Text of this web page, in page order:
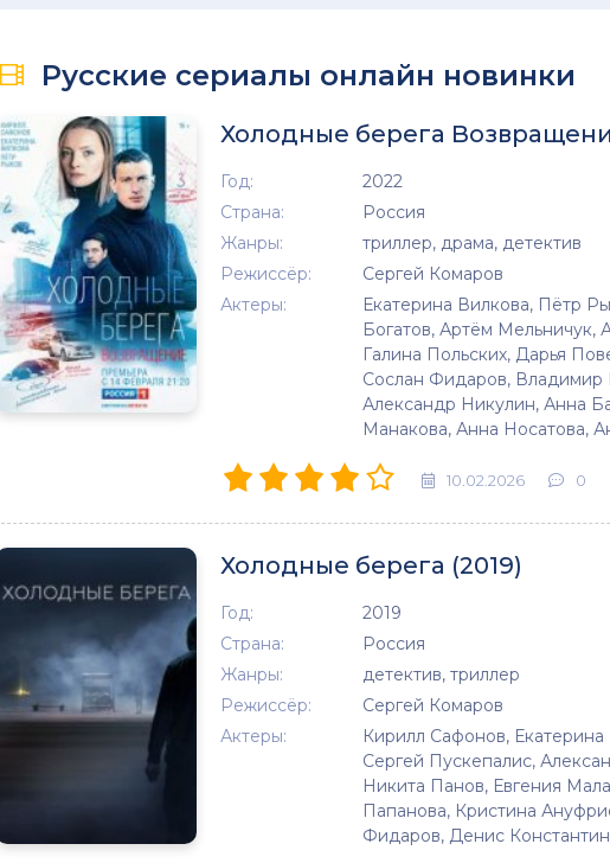
Русские сериалы онлайн новинки
Холодные берега
Год:
2022
Страна:
Россия
Жанры:
триллер, драма, детектив
Режиссёр:
Сергей Комаров
Актеры:
Екатерина Вилкова, Пётр
Богатов, Артём
Галина Польских, Дарья
Сослан Фидаров, Владимир
Александр Никулин, Анна
Манакова, Анна Носатова,
10.02.2026 0
Холодные берега (2019)
Год:
2019
Страна:
Россия
Жанры:
детектив, триллер
Режиссёр:
Сергей Комаров
Актеры:
Кирилл Сафонов,
Сергей Пускепалис,
Никита Панов, Евгения
Папанова, Кристина
Фидаров, Денис